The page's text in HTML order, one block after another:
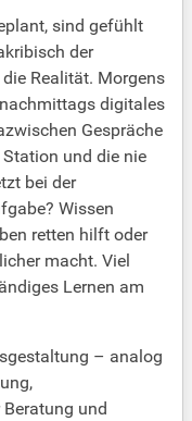
sind gefühlt
der
Realität. Morgens
digitales
Gespräche
und die nie
bei der
Wissen
retten hilft oder
macht. Viel
Lernen am
– analog
und